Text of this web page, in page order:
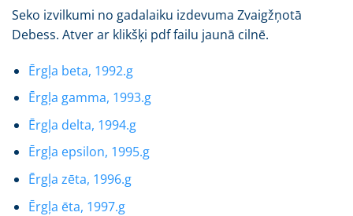
Seko izvilkumi no gadalaiku izdevuma Zvaigžņotā
Debess. Atver ar klikšķi pdf failu jaunā cilnē.
Ērgļa beta, 1992.g
Ērgļa gamma, 1993.g
Ērgļa delta, 1994.g
Ērgļa epsilon, 1995.g
Ērgļa zēta, 1996.g
Ērgļa ēta, 1997.g